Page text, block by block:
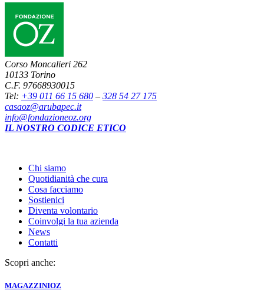
Corso Moncalieri 262
10133 Torino
C.F. 97668930015
Tel: +39 011 66 15 680 – 328 54 27 175
casaoz@arubapec.it
info@fondazioneoz.org
IL NOSTRO CODICE ETICO
Chi siamo
Quotidianità che cura
Cosa facciamo
Sostienici
Diventa volontario
Coinvolgi la tua azienda
News
Contatti
Scopri anche:
MAGAZZINIOZ